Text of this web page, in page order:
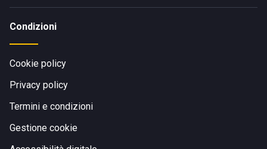
Condizioni
Cookie policy
Privacy policy
Termini e condizioni
Gestione cookie